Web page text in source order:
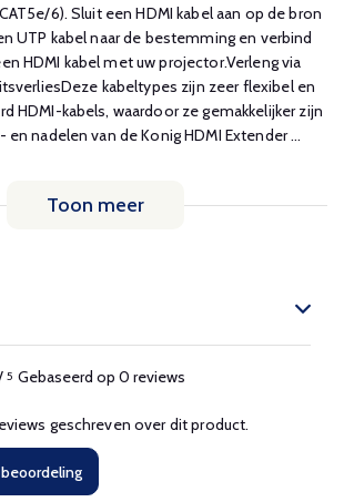
6). Sluit een HDMI kabel aan op de bron
UTP kabel naar de bestemming en verbind
HDMI kabel met uw projector.Verleng via
kabeltypes zijn zeer flexibel en
HDMI-kabels, waardoor ze gemakkelijker zijn
en nadelen van de Konig HDMI Extender ...
Toon meer
5 Gebaseerd op 0 reviews
geschreven over dit product.